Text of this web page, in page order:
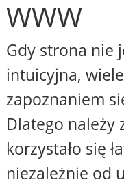
WWW
Gdy strona nie
intuicyjna,
zapoznaniem
Dlatego należy
korzystało się
niezależnie od